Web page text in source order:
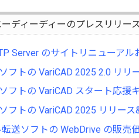
ディーディーのプレスリリース
Server のサイトリニューア
フトの VariCAD 2025 2.0 リリ
フトの VariCAD スタート応援
フトの VariCAD 2025 リリー
送ソフトの WebDrive の販売